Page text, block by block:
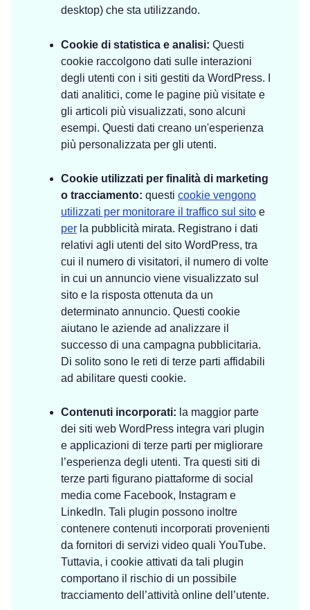
desktop) che sta utilizzando.
Cookie di statistica e analisi: Questi
cookie raccolgono dati sulle interazioni
degli utenti con i siti gestiti da WordPress. I
dati analitici, come le pagine più visitate e
gli articoli più visualizzati, sono alcuni
esempi. Questi dati creano un'esperienza
più personalizzata per gli utenti.
Cookie utilizzati per finalità di marketing
o tracciamento: questi cookie vengono
utilizzati per monitorare il traffico sul sito e
per la pubblicità mirata. Registrano i dati
relativi agli utenti del sito WordPress, tra
cui il numero di visitatori, il numero di volte
in cui un annuncio viene visualizzato sul
sito e la risposta ottenuta da un
determinato annuncio. Questi cookie
aiutano le aziende ad analizzare il
successo di una campagna pubblicitaria.
Di solito sono le reti di terze parti affidabili
ad abilitare questi cookie.
Contenuti incorporati: la maggior parte
dei siti web WordPress integra vari plugin
e applicazioni di terze parti per migliorare
l’esperienza degli utenti. Tra questi siti di
terze parti figurano piattaforme di social
media come Facebook, Instagram e
LinkedIn. Tali plugin possono inoltre
contenere contenuti incorporati provenienti
da fornitori di servizi video quali YouTube.
Tuttavia, i cookie attivati da tali plugin
comportano il rischio di un possibile
tracciamento dell’attività online dell’utente.